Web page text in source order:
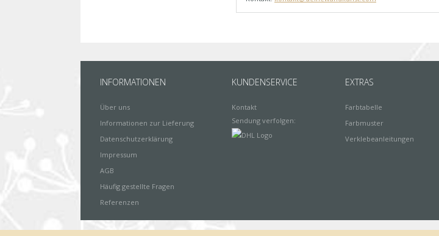
INFORMATIONEN
Über uns
Informationen zur Lieferung
Datenschutzerklärung
Impressum
AGB
Häufig gestellte Fragen
Referenzen
KUNDENSERVICE
Kontakt
Sendung verfolgen:
EXTRAS
Farbtabelle
Farbmuster
Verklebeanleitungen